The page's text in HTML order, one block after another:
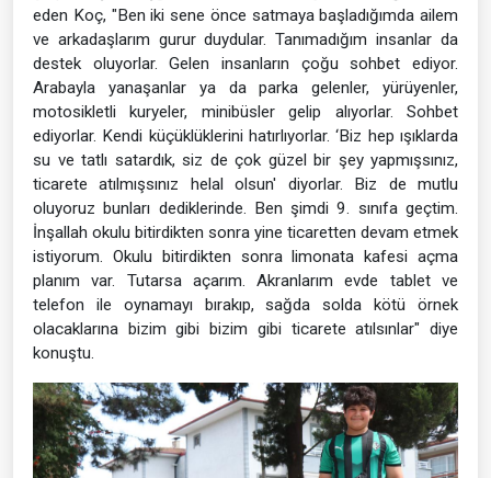
eden Koç, "Ben iki sene önce satmaya başladığımda ailem
ve arkadaşlarım gurur duydular. Tanımadığım insanlar da
destek oluyorlar. Gelen insanların çoğu sohbet ediyor.
Arabayla yanaşanlar ya da parka gelenler, yürüyenler,
motosikletli kuryeler, minibüsler gelip alıyorlar. Sohbet
ediyorlar. Kendi küçüklüklerini hatırlıyorlar. ‘Biz hep ışıklarda
su ve tatlı satardık, siz de çok güzel bir şey yapmışsınız,
ticarete atılmışsınız helal olsun' diyorlar. Biz de mutlu
oluyoruz bunları dediklerinde. Ben şimdi 9. sınıfa geçtim.
İnşallah okulu bitirdikten sonra yine ticaretten devam etmek
istiyorum. Okulu bitirdikten sonra limonata kafesi açma
planım var. Tutarsa açarım. Akranlarım evde tablet ve
telefon ile oynamayı bırakıp, sağda solda kötü örnek
olacaklarına bizim gibi bizim gibi ticarete atılsınlar" diye
konuştu.